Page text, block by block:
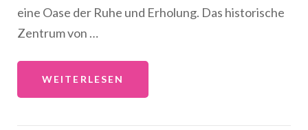
eine Oase der Ruhe und Erholung. Das historische
Zentrum von …
WEITERLESEN